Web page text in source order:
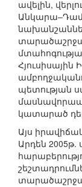
ավելին,
պետության
կատարած
Այս
Արդեն 2005թ.